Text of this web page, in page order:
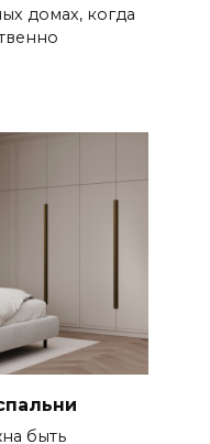
домах, когда
быть